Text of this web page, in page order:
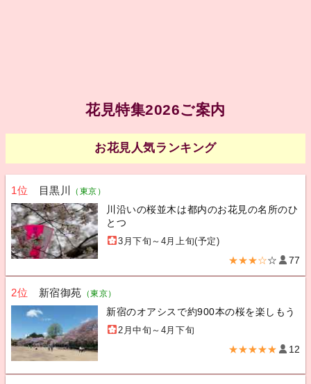
花見特集2026ご案内
お花見人気ランキング
1位 目黒川 （東京）
川沿いの桜並木は都内のお花見の名所のひ
とつ
3月下旬～4月上旬(予定)
★★★☆☆ 77
2位 新宿御苑 （東京）
新宿のオアシスで約900本の桜を楽しもう
2月中旬～4月下旬
★★★★★ 12